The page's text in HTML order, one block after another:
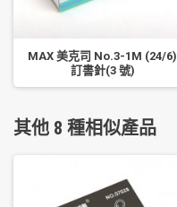
MAX 美克司 No.3-1M (24/6)
訂書針(3 號)
其他 8 種相似產品